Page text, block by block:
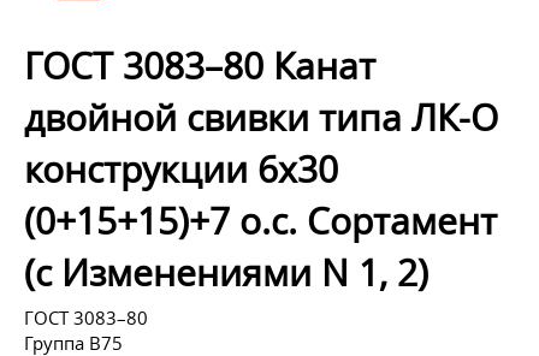
ГОСТ 3083–80 Канат
двойной свивки типа ЛК-О
конструкции 6х30
(0+15+15)+7 о.с. Сортамент
(с Изменениями N 1, 2)
ГОСТ 3083–80
Группа В75